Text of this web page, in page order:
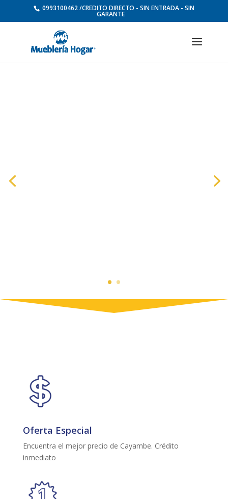
0993100462 /CREDITO DIRECTO - SIN ENTRADA - SIN
GARANTE
Oferta Especial
Encuentra el mejor precio de Cayambe. Crédito
inmediato